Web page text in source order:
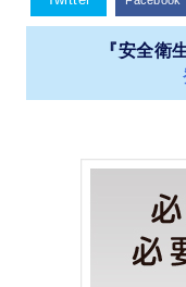
『安全衛